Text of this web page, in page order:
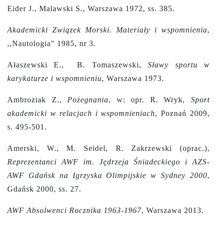
Eider J., Malawski S., Warszawa 1972, ss. 385.
Akademicki Związek Morski. Materiały i wspomnienia,
,,Nautologia" 1985, nr 3.
Ałaszewski E., B. Tomaszewski,Sławy sportu w
karykaturze i wspomnieniu, Warszawa 1973.
Ambroziak Z., Pożegnania, w: opr. R. Wryk,Sport
akademicki w relacjach i wspomnieniach, Poznań 2009,
s. 495-501.
Amerski, W., M. Seidel, R. Zakrzewski (oprac.),
Reprezentanci AWF im. Jędrzeja Śniadeckiego i AZS-
AWF Gdańsk na Igrzyska Olimpijskie w Sydney 2000,
Gdańsk 2000, ss. 27.
AWF Absolwenci Rocznika 1963-1967, Warszawa 2013.